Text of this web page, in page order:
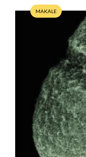
MAKALE